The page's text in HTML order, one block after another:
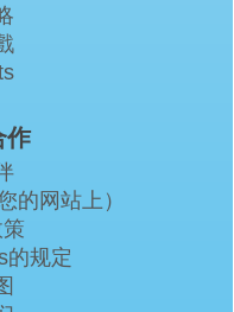
作
的网站上）
策
的规定